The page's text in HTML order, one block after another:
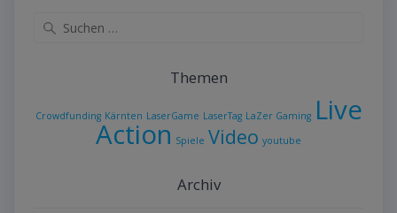
Themen
Crowdfunding Kärnten LaserGame LaserTag LaZer Gaming Live
Action Spiele Video youtube
Archiv